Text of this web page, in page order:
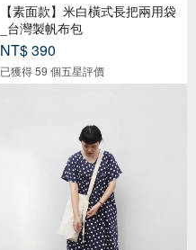
【素面款】米白橫式長把兩用袋
_台灣製帆布包
NT$ 390
已獲得 59 個五星評價